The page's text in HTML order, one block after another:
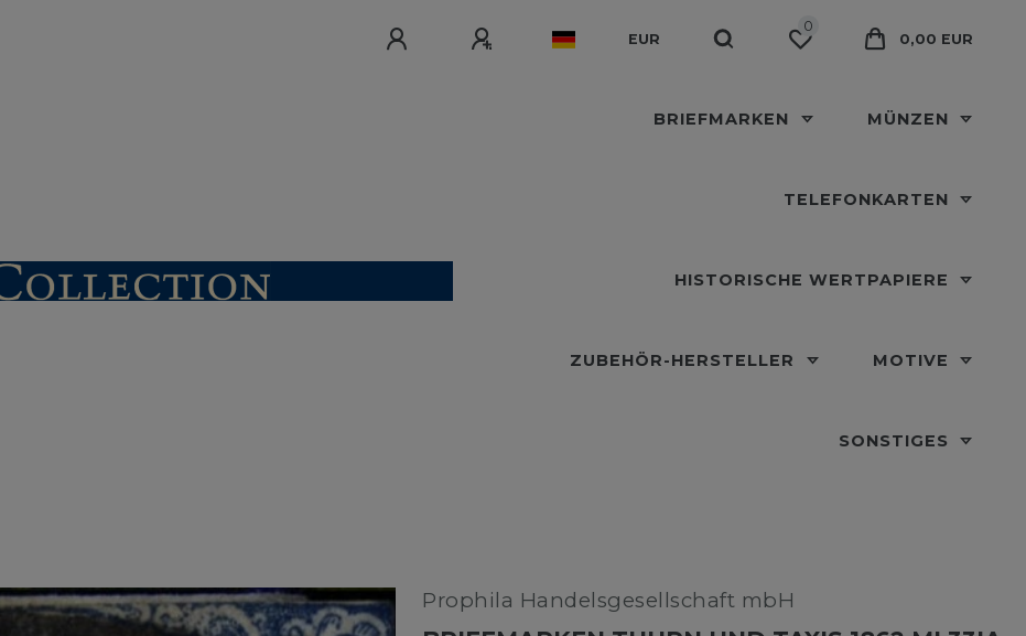
EUR
0
0,00 EUR
BRIEFMARKEN MÜNZEN
TELEFONKARTEN
HISTORISCHE WERTPAPIERE
ZUBEHÖR-HERSTELLER MOTIVE
SONSTIGES
Prophila Handelsgesellschaft mbH